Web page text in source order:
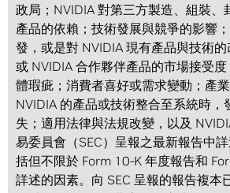
政局；NVIDIA 對第三方製造、組裝、
產品的依賴；技術發展與競爭的影響
發，或是對 NVIDIA 現有產品與技術
或 NVIDIA 合作夥伴產品的市場接受
體瑕疵；消費者喜好或需求變動；產
NVIDIA 的產品或技術整合至系統時，
失；適用法律與法規改變，以及
易委員會（SEC）呈報之最新報告中
括但不限於 Form 10-K 年度報告和
詳述的因素。向 SEC 呈報的報告複本